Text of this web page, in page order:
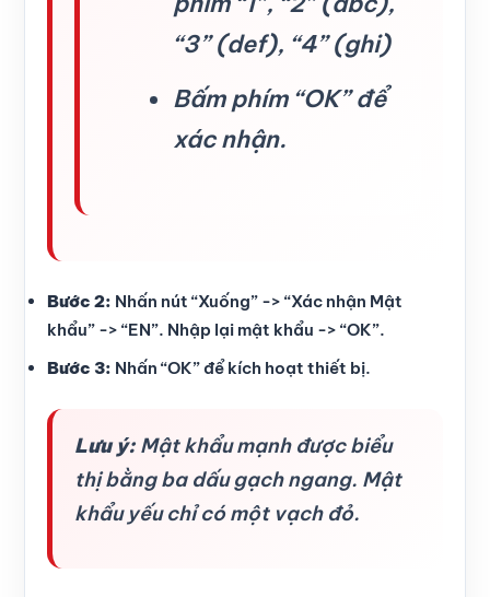
“3” (def), “4” (ghi)
Bấm phím “OK” để
xác nhận.
Bước 2: Nhấn nút “Xuống” -> “Xác nhận Mật
khẩu” -> “EN”. Nhập lại mật khẩu -> “OK”.
Bước 3: Nhấn “OK” để kích hoạt thiết bị.
Lưu ý: Mật khẩu mạnh được biểu
thị bằng ba dấu gạch ngang. Mật
khẩu yếu chỉ có một vạch đỏ.